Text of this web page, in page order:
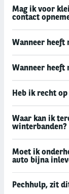
Mag ik voor
contact
Wanneer heeft
Wanneer heeft
Heb ik recht
Waar kan ik
winterbanden?
Moet ik
auto bijna
Pechhulp, zit